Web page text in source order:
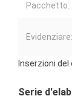
Pacchetto:
Evidenziare:
Inserzioni del
Serie